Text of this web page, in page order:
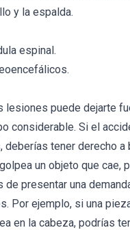
y la espalda.
espinal.
lesiones puede dejarte
considerable. Si el
deberías tener derecho a
un objeto que cae,
presentar una
Por ejemplo, si una
en la cabeza, podrías